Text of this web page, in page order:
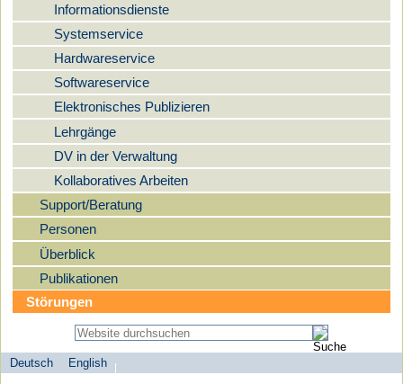
Informationsdienste
Systemservice
Hardwareservice
Softwareservice
Elektronisches Publizieren
Lehrgänge
DV in der Verwaltung
Kollaboratives Arbeiten
Support/Beratung
Personen
Überblick
Publikationen
Störungen
Sprachauswahl
Deutsch
English
search-menu